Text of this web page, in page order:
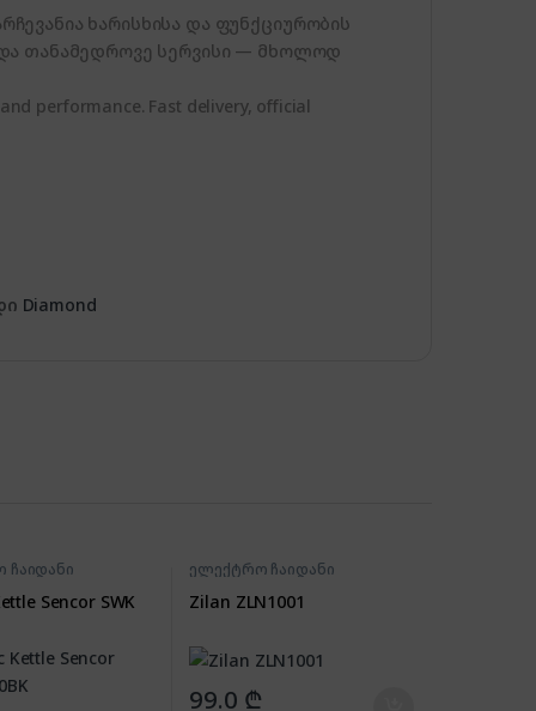
ხარისხისა და ფუნქციურობის
თანამედროვე სერვისი — მხოლოდ
performance. Fast delivery, official
Diamond
Sencor SWK
ელექტრო ჩაიდანი
Zilan ZLN1001
99.0 ₾